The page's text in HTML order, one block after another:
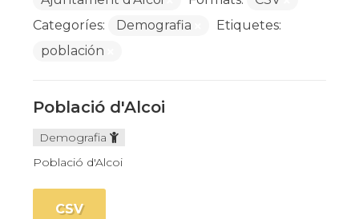
Categoríes:
Demografia
Etiquetes:
población
Població d'Alcoi
Demografia
Població d'Alcoi
CSV